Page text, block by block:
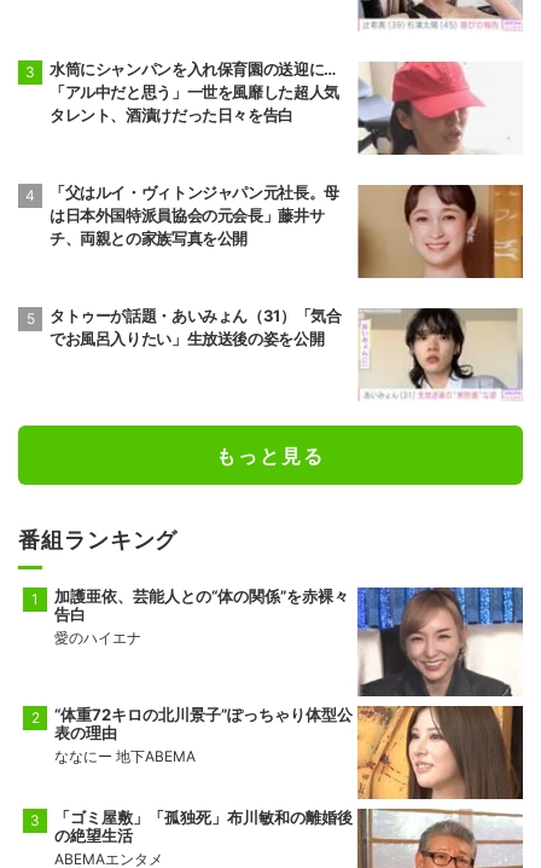
水筒にシャンパンを入れ保育園の送迎に…
「アル中だと思う」一世を風靡した超人気
タレント、酒漬けだった日々を告白
「父はルイ・ヴィトンジャパン元社長。母
は日本外国特派員協会の元会長」藤井サ
チ、両親との家族写真を公開
タトゥーが話題・あいみょん（31）「気合
でお風呂入りたい」生放送後の姿を公開
もっと見る
番組ランキング
加護亜依、芸能人との“体の関係”を赤裸々
告白
愛のハイエナ
“体重72キロの北川景子”ぽっちゃり体型公
表の理由
ななにー 地下ABEMA
「ゴミ屋敷」「孤独死」布川敏和の離婚後
の絶望生活
ABEMAエンタメ